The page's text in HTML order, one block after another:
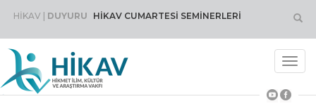
HİKAV | DUYURU HİKAV CUMARTESİ SEMİNERLERİ